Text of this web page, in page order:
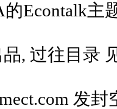
Econtalk主
, 过往目录
发